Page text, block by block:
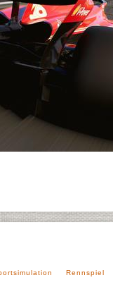
Rennspiel